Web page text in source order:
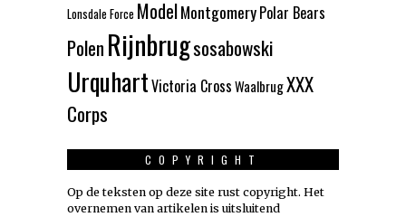
Lonsdale Force ModelMontgomeryPolar Bears
PolenRijnbrugsosabowski
UrquhartVictoria CrossWaalbrugXXX
Corps
COPYRIGHT
Op de teksten op deze site rust copyright. Het
overnemen van artikelen is uitsluitend